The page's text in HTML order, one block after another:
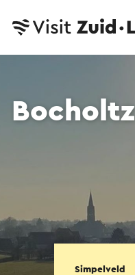
Bocholtz
Simpelveld